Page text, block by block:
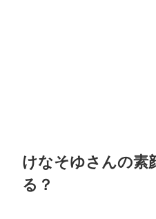
けなそゆさんの素
る？